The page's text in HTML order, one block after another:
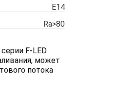
Е14
Ra>80
F-LED.
может
потока